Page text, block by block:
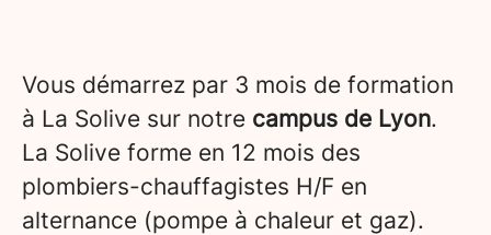
Vous démarrez par 3 mois de formation
à La Solive sur notre campus de Lyon.
La Solive forme en 12 mois des
plombiers-chauffagistes H/F en
alternance (pompe à chaleur et gaz).